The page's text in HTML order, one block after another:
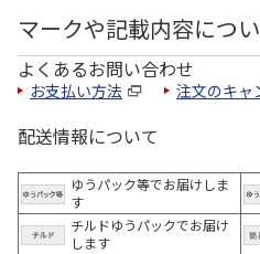
マークや記載内容につ
よくあるお問い合わせ
お支払い方法 注文のキャ
配送情報について
ゆうパック等でお届けしま
す
チルドゆうパックでお届け
します